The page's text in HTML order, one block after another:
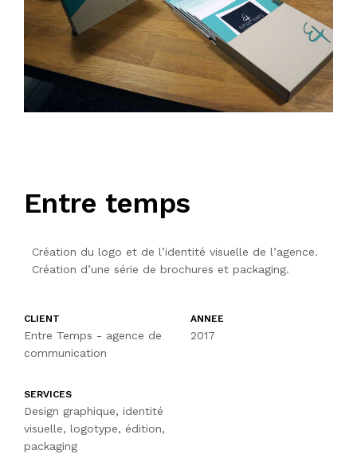
Entre temps
Création du logo et de l’identité visuelle de l’agence.
Création d’une série de brochures et packaging.
CLIENT
Entre Temps - agence de
communication
ANNEE
2017
SERVICES
Design graphique, identité
visuelle, logotype, édition,
packaging